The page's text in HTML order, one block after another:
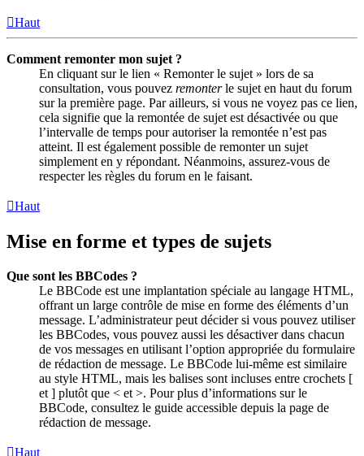
Haut
Comment remonter mon sujet ?
En cliquant sur le lien « Remonter le sujet » lors de sa
consultation, vous pouvez remonterle sujet en haut du forum
sur la première page. Par ailleurs, si vous ne voyez pas ce lien,
cela signifie que la remontée de sujet est désactivée ou que
l’intervalle de temps pour autoriser la remontée n’est pas
atteint. Il est également possible de remonter un sujet
simplement en y répondant. Néanmoins, assurez-vous de
respecter les règles du forum en le faisant.
Haut
Mise en forme et types de sujets
Que sont les BBCodes ?
Le BBCode est une implantation spéciale au langage HTML,
offrant un large contrôle de mise en forme des éléments d’un
message. L’administrateur peut décider si vous pouvez utiliser
les BBCodes, vous pouvez aussi les désactiver dans chacun
de vos messages en utilisant l’option appropriée du formulaire
de rédaction de message. Le BBCode lui-même est similaire
au style HTML, mais les balises sont incluses entre crochets [
et ] plutôt que < et >. Pour plus d’informations sur le
BBCode, consultez le guide accessible depuis la page de
rédaction de message.
Haut